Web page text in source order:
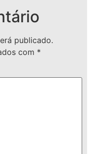
publicado.
com *